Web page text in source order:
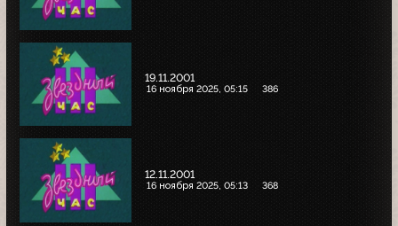
19.11.2001
16 ноября 2025, 05:15 386
12.11.2001
16 ноября 2025, 05:13 368